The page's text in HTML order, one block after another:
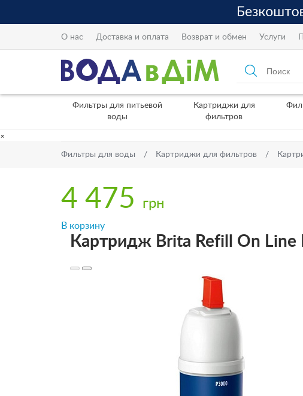
О нас Доставка и оплата Возврат и обмен Услуги
Фильтры для питьевой
воды
Картриджи для
фильтров
×
Фильтры для воды Картриджи для фильтров
4 475 грн
В корзину
Картридж Brita Refill On